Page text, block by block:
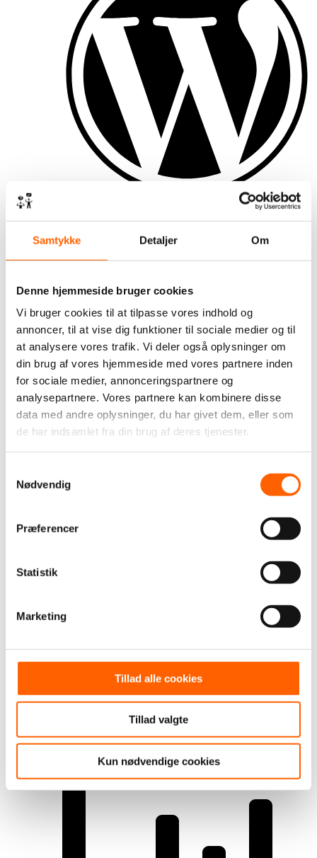
Samtykke Detaljer Om
Denne hjemmeside bruger cookies
Vi bruger cookies til at tilpasse vores indhold og
annoncer, til at vise dig funktioner til sociale medier og til
at analysere vores trafik. Vi deler også oplysninger om
din brug af vores hjemmeside med vores partnere inden
for sociale medier, annonceringspartnere og
analysepartnere. Vores partnere kan kombinere disse
data med andre oplysninger, du har givet dem, eller som
de har indsamlet fra din brug af deres tjenester.
Nødvendig
Præferencer
Statistik
Marketing
Tillad alle cookies
Tillad valgte
Kun nødvendige cookies
Drift og sikkerhed